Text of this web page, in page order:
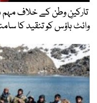
تارکینِ وطن کے خلاف مہم
وائٹ ہاؤس کو تنقید کا